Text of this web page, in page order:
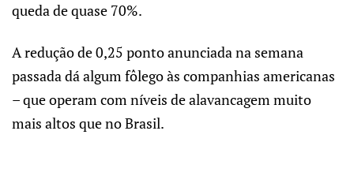
queda de quase 70%.
A redução de 0,25 ponto anunciada na semana
passada dá algum fôlego às companhias americanas
– que operam com níveis de alavancagem muito
mais altos que no Brasil.